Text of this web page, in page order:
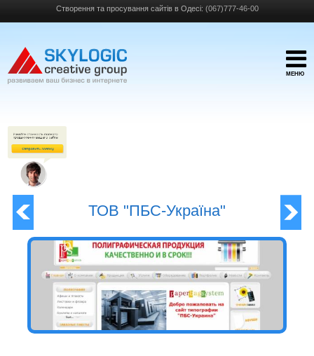
Створення та просування сайтів в Одесі: (067)777-46-00
МЕНЮ
ТОВ "ПБС-Україна"